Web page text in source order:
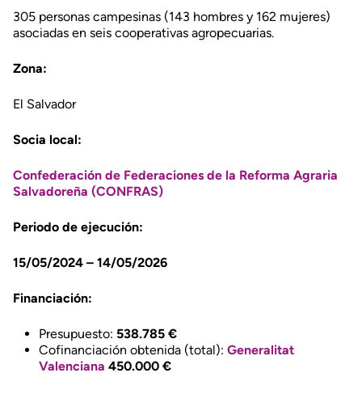
305 personas campesinas (143 hombres y 162 mujeres)
asociadas en seis cooperativas agropecuarias.
Zona:
El Salvador
Socia local:
Confederación de Federaciones de la Reforma Agraria
Salvadoreña (CONFRAS)
Periodo de ejecución:
15/05/2024 – 14/05/2026
Financiación:
Presupuesto: 538.785 €
Cofinanciación obtenida (total): Generalitat
Valenciana 450.000 €